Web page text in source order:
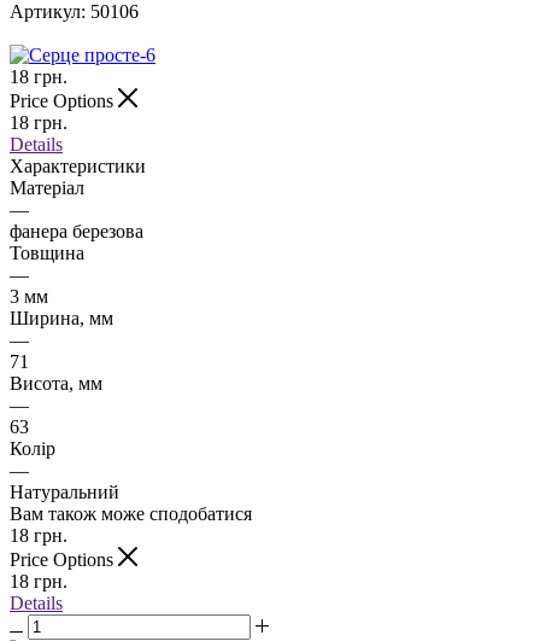
Артикул: 50106
18 грн.
Price Options
18 грн.
Details
Характеристики
Матеріал
—
фанера березова
Товщина
—
3 мм
Ширина, мм
—
71
Висота, мм
—
63
Колір
—
Натуральний
Вам також може сподобатися
18 грн.
Price Options
18 грн.
Details